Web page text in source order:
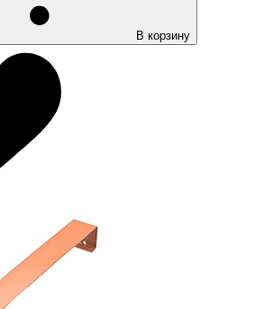
В корзину